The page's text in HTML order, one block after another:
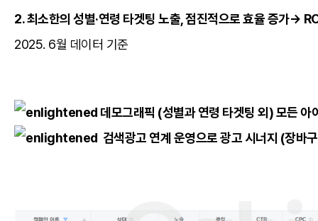
2. 최소한의 성별·연령 타겟팅 노출, 점진적으로 효율 증가→
2025. 6월 데이터 기준
데모그래픽 (성별과 연령 타겟팅 외) 모든 아
검색광고 연계 운영으로 광고 시너지 (장바